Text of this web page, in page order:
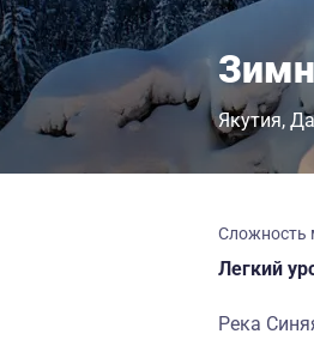
Якутия
Сложность
Легкий
Река